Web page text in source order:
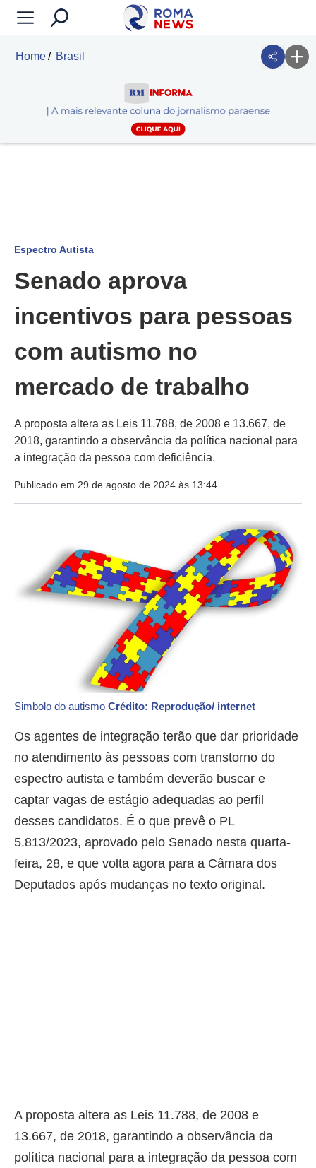
Home Brasil
Espectro Autista
Senado aprova
incentivos para pessoas
com autismo no
mercado de trabalho
A proposta altera as Leis 11.788, de 2008 e 13.667, de
2018, garantindo a observância da política nacional para
a integração da pessoa com deficiência.
Publicado em 29 de agosto de 2024 às 13:44
Simbolo do autismo Crédito: Reprodução/ internet
Os agentes de integração terão que dar prioridade
no atendimento às pessoas com transtorno do
espectro autista e também deverão buscar e
captar vagas de estágio adequadas ao perfil
desses candidatos. É o que prevê o PL
5.813/2023, aprovado pelo Senado nesta quarta-
feira, 28, e que volta agora para a Câmara dos
Deputados após mudanças no texto original.
A proposta altera as Leis 11.788, de 2008 e
13.667, de 2018, garantindo a observância da
política nacional para a integração da pessoa com